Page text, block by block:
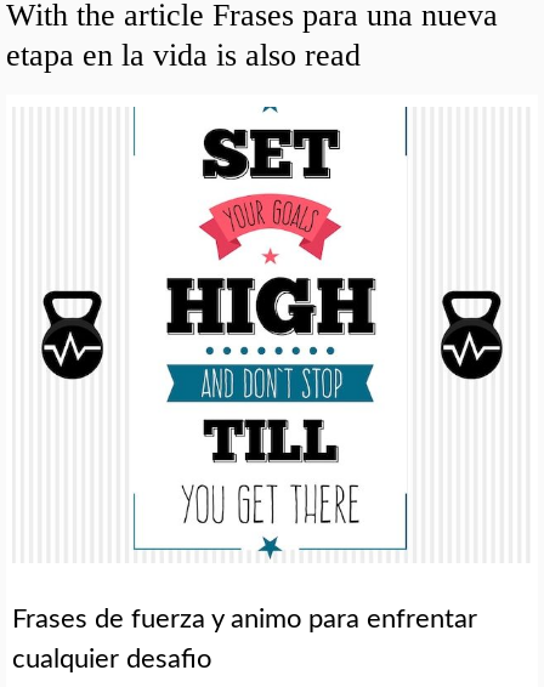
With the article Frases para una nueva
etapa en la vida is also read
Frases de fuerza y animo para enfrentar
cualquier desafio